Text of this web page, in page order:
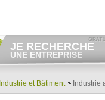
JE RECHERCHE
UNE ENTREPRISE
Consulter gratuitementles
vendre.
Et/ou déposergratuitement
votre recherche d'entreprise.
Industrie et Bâtiment Industrie